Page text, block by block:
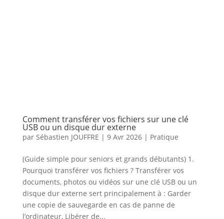
Comment transférer vos fichiers sur une clé
USB ou un disque dur externe
par Sébastien JOUFFRE | 9 Avr 2026| Pratique
(Guide simple pour seniors et grands débutants) 1.
Pourquoi transférer vos fichiers ? Transférer vos
documents, photos ou vidéos sur une clé USB ou un
disque dur externe sert principalement à : Garder
une copie de sauvegarde en cas de panne de
l’ordinateur, Libérer de...